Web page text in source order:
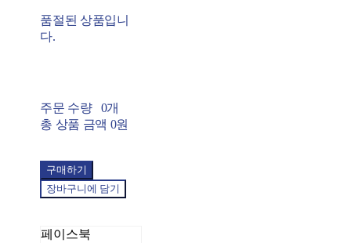
품절된 상품입니
다.
주문 수량
0개
총 상품 금액 0원
구매하기
장바구니에 담기
페이스북